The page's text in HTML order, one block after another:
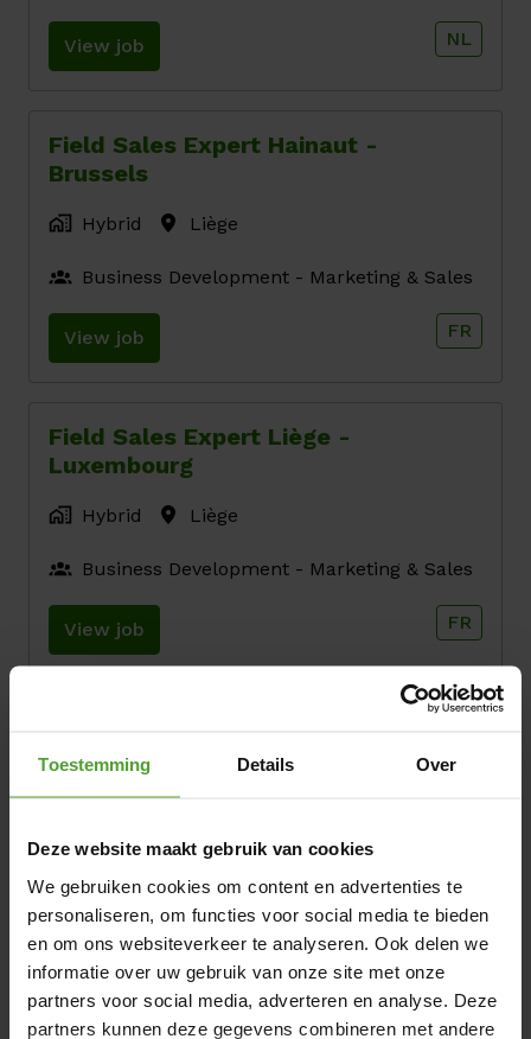
Toestemming Details Over
Deze website maakt gebruik van cookies
We gebruiken cookies om content en advertenties te
personaliseren, om functies voor social media te bieden
en om ons websiteverkeer te analyseren. Ook delen we
informatie over uw gebruik van onze site met onze
partners voor social media, adverteren en analyse. Deze
partners kunnen deze gegevens combineren met andere
View job NL
Field Sales Expert Hainaut -
Brussels
Hybrid Liège
Business Development - Marketing & Sales
View job FR
Field Sales Expert Liège -
Luxembourg
Hybrid Liège
Business Development - Marketing & Sales
View job FR
Hybrid Brussels
View job EN FR NL
Short Term Portfolio Optimization
Deputy